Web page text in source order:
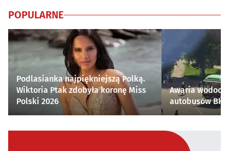
POPULARNE
Podlasianka najpiękniejszą Polką.
Wiktoria Ptak zdobyła koronę Miss
Polski 2026
Awaria
autobusów